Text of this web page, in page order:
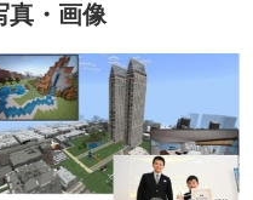
真・画像